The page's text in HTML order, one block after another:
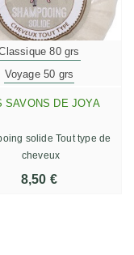
80 grs
Voyage 50 grs
SAVONS DE JOYA
solide Tout type de
cheveux
8,50 €